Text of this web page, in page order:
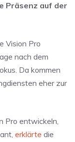
Präsenz auf der
Vision Pro
nach dem
Da kommen
eher zur
Pro entwickeln,
erklärte die